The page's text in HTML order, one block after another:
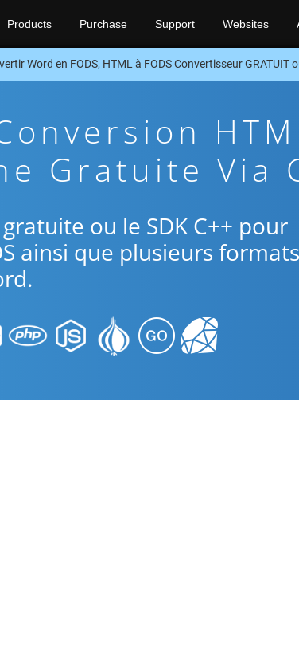
Products Purchase Support Websites
Word en FODS, HTML à FODS Convertisseur GRATUIT
Gratuite Via
ou le SDK C++ pour
ainsi que plusieurs formats